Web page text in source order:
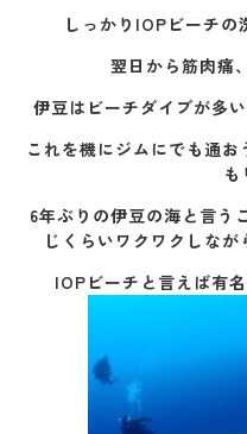
しっかりIOPビーチ
翌日から筋肉痛
伊豆はビーチダイブが多
これを機にジムにでも通
6年ぶりの伊豆の海と言う
じくらいワクワクしな
IOPビーチと言えば有